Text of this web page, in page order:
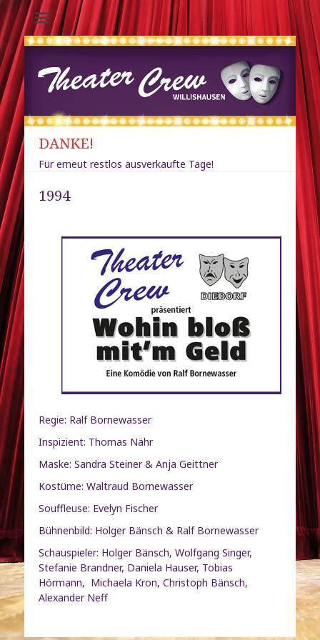
Theater-Crew
Willishausen /
Diedorf
DANKE!
Für erneut restlos ausverkaufte Tage!
1994
Regie: Ralf Bornewasser
Inspizient: Thomas Nähr
Maske: Sandra Steiner & Anja Geittner
Kostüme: Waltraud Bornewasser
Souffleuse: Evelyn Fischer
Bühnenbild: Holger Bänsch & Ralf Bornewasser
Schauspieler: Holger Bänsch, Wolfgang Singer,
Stefanie Brandner, Daniela Hauser, Tobias
Hörmann, Michaela Kron, Christoph Bänsch,
Alexander Neff